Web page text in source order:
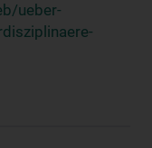
ueber-